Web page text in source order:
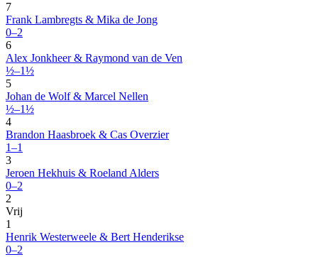
7
Frank Lambregts & Mika de Jong
0–2
6
Alex Jonkheer & Raymond van de Ven
½–1½
5
Johan de Wolf & Marcel Nellen
½–1½
4
Brandon Haasbroek & Cas Overzier
1–1
3
Jeroen Hekhuis & Roeland Alders
0–2
2
Vrij
1
Henrik Westerweele & Bert Henderikse
0–2